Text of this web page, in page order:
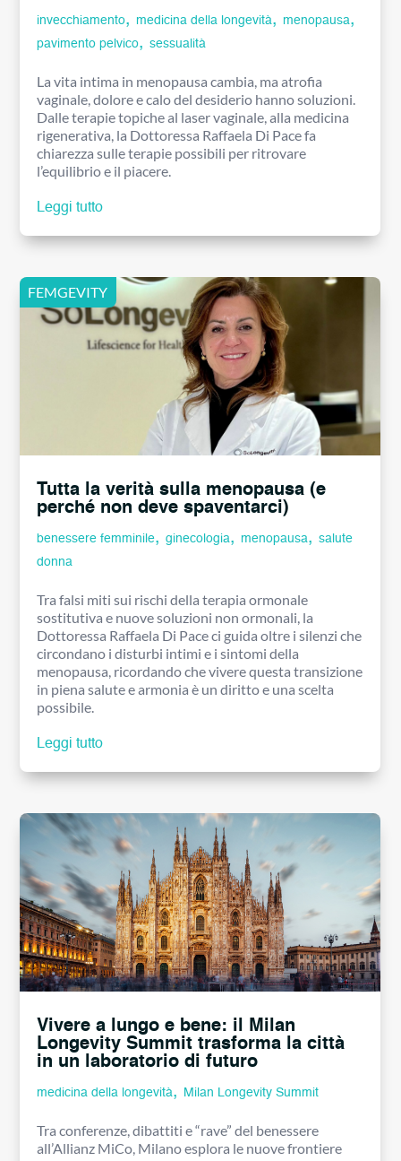
invecchiamento, medicina della longevità, menopausa,
pavimento pelvico,sessualità
La vita intima in menopausa cambia, ma atrofia
vaginale, dolore e calo del desiderio hanno soluzioni.
Dalle terapie topiche al laser vaginale, alla medicina
rigenerativa, la Dottoressa Raffaela Di Pace fa
chiarezza sulle terapie possibili per ritrovare
l’equilibrio e il piacere.
Leggi tutto
Tutta la verità sulla menopausa (e
perché non deve spaventarci)
benessere femminile,ginecologia, menopausa,salute
donna
Tra falsi miti sui rischi della terapia ormonale
sostitutiva e nuove soluzioni non ormonali, la
Dottoressa Raffaela Di Pace ci guida oltre i silenzi che
circondano i disturbi intimi e i sintomi della
menopausa, ricordando che vivere questa transizione
in piena salute e armonia è un diritto e una scelta
possibile.
Leggi tutto
Vivere a lungo e bene: il Milan
Longevity Summit trasforma la città
in un laboratorio di futuro
medicina della longevità, Milan Longevity Summit
Tra conferenze, dibattiti e “rave” del benessere
all’Allianz MiCo, Milano esplora le nuove frontiere